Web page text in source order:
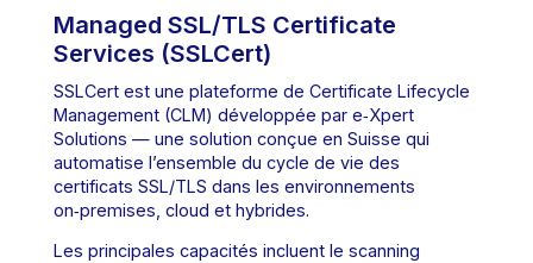
Managed SSL/TLS Certificate
Services (SSLCert)
SSLCert est une plateforme de Certificate Lifecycle
Management (CLM) développée par e‑Xpert
Solutions — une solution conçue en Suisse qui
automatise l’ensemble du cycle de vie des
certificats SSL/TLS dans les environnements
on‑premises, cloud et hybrides.
Les principales capacités incluent le scanning